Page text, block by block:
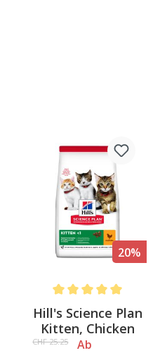
20%
Average rating of 5 out
Hill's Science Plan
Kitten, Chicken
CHF 25.25
Ab